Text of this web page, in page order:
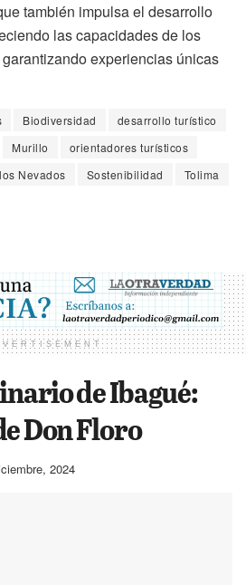
también impulsa el desarrollo
las capacidades de los
experiencias únicas
Biodiversidad
desarrollo turístico
Murillo
orientadores turísticos
Nevados
Sostenibilidad
Tolima
de Ibagué:
Don Floro
2024